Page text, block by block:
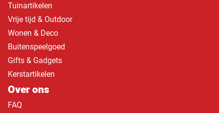
Tuinartikelen
Vrije tijd & Outdoor
Wonen & Deco
Buitenspeelgoed
Gifts & Gadgets
Kerstartikelen
Over ons
FAQ